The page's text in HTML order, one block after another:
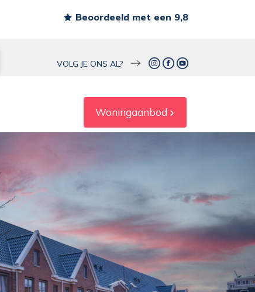
Beoordeeld met een 9,8
VOLG JE ONS AL?
Woningaanbod